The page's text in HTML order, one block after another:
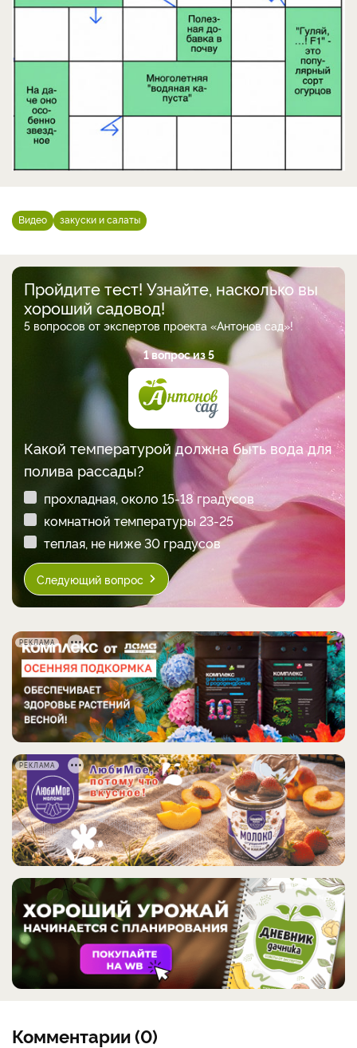
Видео закуски и салаты
Пройдите тест! Узнайте, насколько вы
хороший садовод!
5 вопросов от экспертов проекта «Антонов сад»!
1 вопрос из 5
Какой температурой должна быть вода для
полива рассады?
прохладная, около 15-18 градусов
комнатной температуры 23-25
теплая, не ниже 30 градусов
Следующий вопрос
РЕКЛАМА
РЕКЛАМА
Комментарии (0)